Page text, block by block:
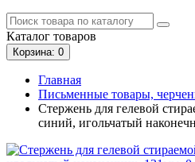
Каталог товаров
Корзина: 0
Главная
Письменные товары,
Стержень для гелевой
синий, игольчатый